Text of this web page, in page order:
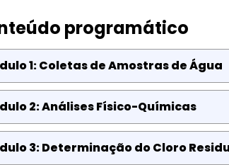
programático
1: Coletas de Amostras de Água
2: Análises Físico-Químicas
3: Determinação do Cloro